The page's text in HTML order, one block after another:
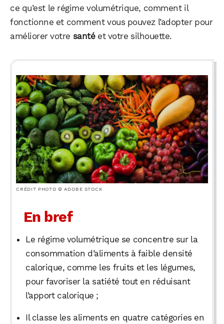
ce qu’est le régime volumétrique, comment il
fonctionne et comment vous pouvez l’adopter pour
améliorer votre santéet votre silhouette.
CRÉDIT PHOTO © ADOBE STOCK
En bref
Le régime volumétrique se concentre sur la
consommation d’aliments à faible densité
calorique, comme les fruits et les légumes,
pour favoriser la satiété tout en réduisant
l’apport calorique ;
Il classe les aliments en quatre catégories en